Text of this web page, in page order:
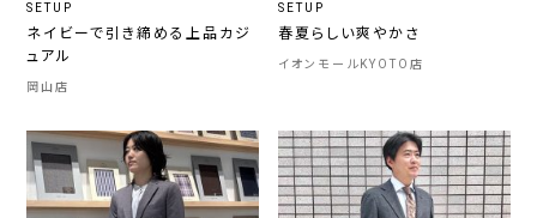
SETUP
ネイビーで引き締める上品カジ
ュアル
岡山店
SETUP
春夏らしい爽やかさ
イオンモールKYOTO店